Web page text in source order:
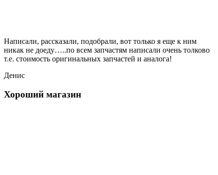
Написали, рассказали, подобрали, вот только я еще к ним
никак не доеду…..по всем запчастям написали очень толково
т.е. стоимость оригинальных запчастей и аналога!
Денис
Хороший магазин